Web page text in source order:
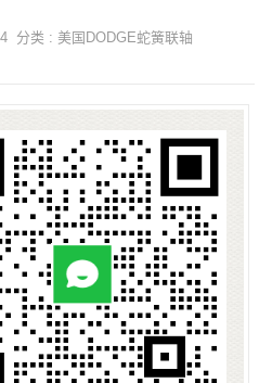
分类 : 美国DODGE蛇簧联轴